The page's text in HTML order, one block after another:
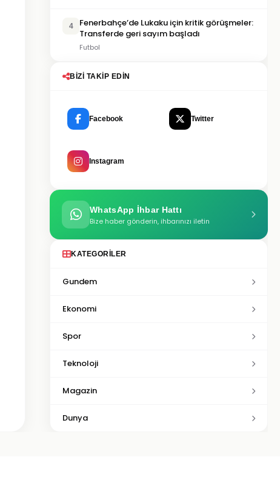
4
Fenerbahçe’de Lukaku için kritik görüşmeler:
Transferde geri sayım başladı
Futbol
BIZI TAKIP EDIN
Facebook Twitter
Instagram
WhatsApp İhbar Hattı
Bize haber gönderin, ihbarınızı iletin
KATEGORILER
Gundem
Ekonomi
Spor
Teknoloji
Magazin
Dunya